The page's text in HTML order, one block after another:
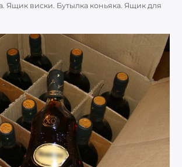
Ящик виски. Бутылка коньяка. Ящик для